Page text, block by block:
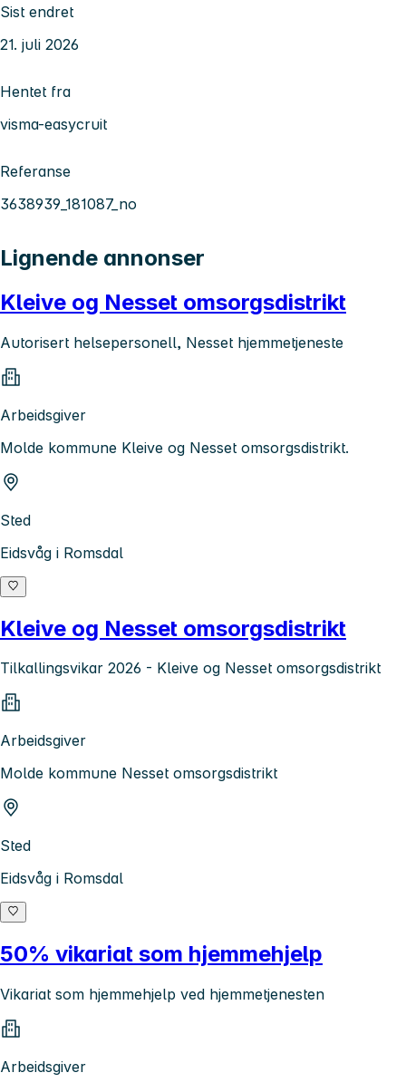
Sist endret
21. juli 2026
Hentet fra
visma-easycruit
Referanse
3638939_181087_no
Lignende annonser
Kleive og Nesset omsorgsdistrikt
Autorisert helsepersonell, Nesset hjemmetjeneste
Arbeidsgiver
Molde kommune Kleive og Nesset omsorgsdistrikt.
Sted
Eidsvåg i Romsdal
Kleive og Nesset omsorgsdistrikt
Tilkallingsvikar 2026 - Kleive og Nesset omsorgsdistrikt
Arbeidsgiver
Molde kommune Nesset omsorgsdistrikt
Sted
Eidsvåg i Romsdal
50% vikariat som hjemmehjelp
Vikariat som hjemmehjelp ved hjemmetjenesten
Arbeidsgiver